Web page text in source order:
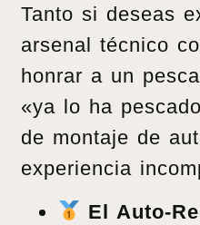
Tanto si deseas
arsenal técnico
honrar a un
«ya lo ha
de montaje de
experiencia
El Auto-